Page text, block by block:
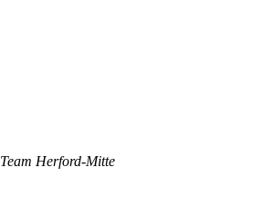
Team Herford-Mitte